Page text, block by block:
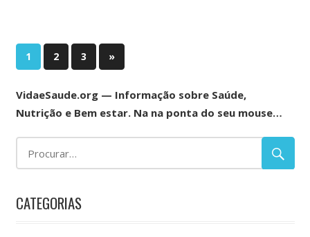
Navegação
posts
1 2 3
Next
Posts
»
VidaeSaude.org — Informação sobre Saúde,
Nutrição e Bem estar. Na na ponta do seu mouse…
CATEGORIAS